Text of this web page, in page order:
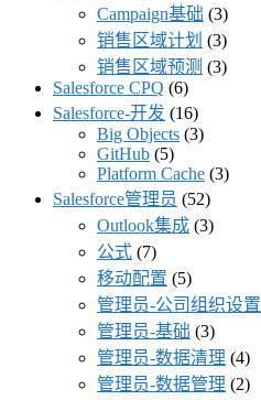
Campaign基础 (3)
销售区域计划 (3)
销售区域预测 (3)
Salesforce CPQ (6)
Salesforce-开发 (16)
Big Objects (3)
GitHub (5)
Platform Cache (3)
Salesforce管理员 (52)
Outlook集成 (3)
公式 (7)
移动配置 (5)
管理员-公司组织设置
管理员-基础 (3)
管理员-数据清理 (4)
管理员-数据管理 (2)